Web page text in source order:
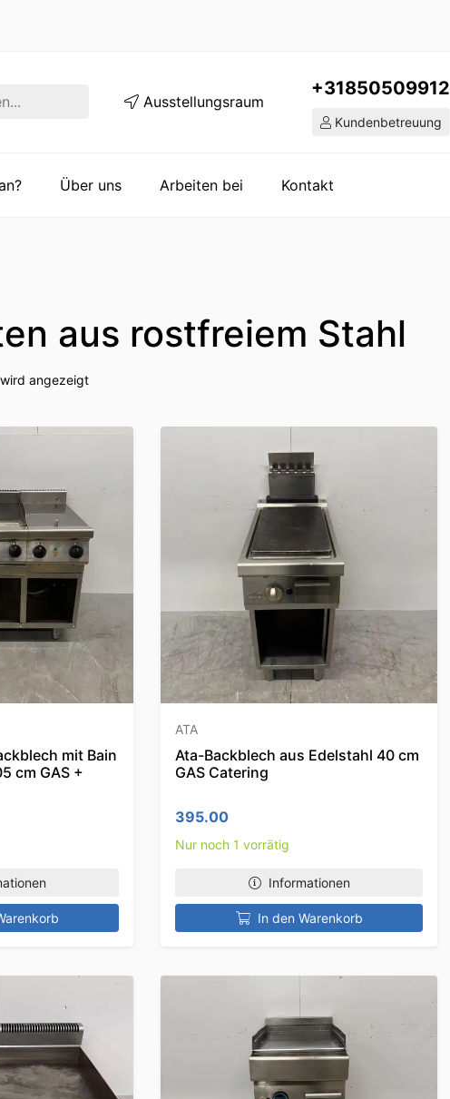
Ausstellungsraum
+31850509912
Kundenbetreuung
Über uns Arbeiten bei Kontakt
aus rostfreiem Stahl
angezeigt
mit Bain
cm GAS +
ATA
Ata-Backblech aus Edelstahl 40 cm
GAS Catering
395.00
Nur noch 1 vorrätig
Informationen
In den Warenkorb